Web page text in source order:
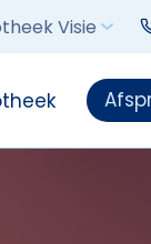
Visie